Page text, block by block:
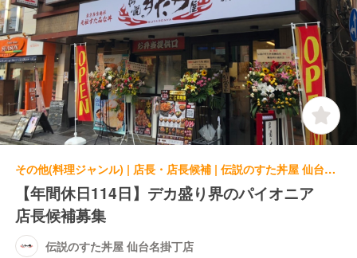
その他(料理ジャンル) | 店長・店長候補 | 伝説のすた丼屋 仙台名掛丁店
【年間休日114日】デカ盛り界のパイオニア
店長候補募集
伝説のすた丼屋 仙台名掛丁店